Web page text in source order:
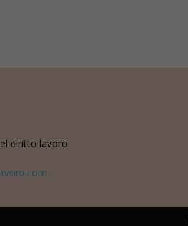
diritto lavoro